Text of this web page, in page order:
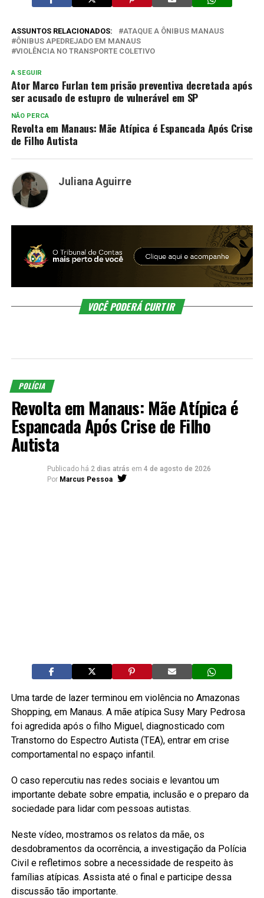
ASSUNTOS RELACIONADOS:
ATAQUE A ÔNIBUS MANAUS
ÔNIBUS APEDREJADO EM MANAUS
VIOLÊNCIA NO TRANSPORTE COLETIVO
A SEGUIR
Ator Marco Furlan tem prisão preventiva decretada após
ser acusado de estupro de vulnerável em SP
NÃO PERCA
Revolta em Manaus: Mãe Atípica é Espancada Após Crise
de Filho Autista
Juliana Aguirre
VOCÊ PODERÁ CURTIR
POLÍCIA
Revolta em Manaus: Mãe Atípica é
Espancada Após Crise de Filho
Autista
Publicado há 2 dias atrás em 4 de agosto de 2026
Por Marcus Pessoa
Uma tarde de lazer terminou em violência no Amazonas
Shopping, em Manaus. A mãe atípica Susy Mary Pedrosa
foi agredida após o filho Miguel, diagnosticado com
Transtorno do Espectro Autista (TEA), entrar em crise
comportamental no espaço infantil.
O caso repercutiu nas redes sociais e levantou um
importante debate sobre empatia, inclusão e o preparo da
sociedade para lidar com pessoas autistas.
Neste vídeo, mostramos os relatos da mãe, os
desdobramentos da ocorrência, a investigação da Polícia
Civil e refletimos sobre a necessidade de respeito às
famílias atípicas. Assista até o final e participe dessa
discussão tão importante.